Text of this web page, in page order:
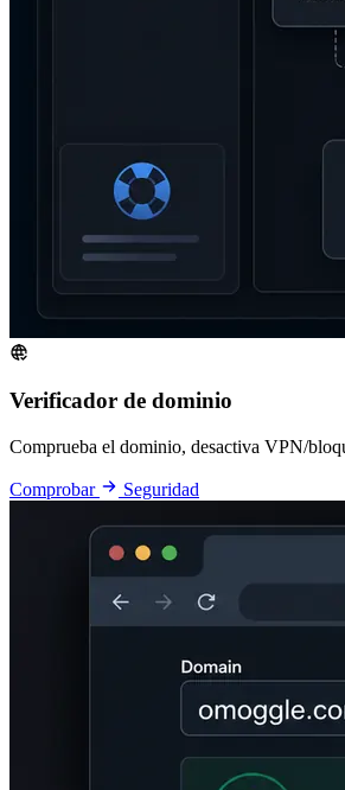
Verificador de dominio
Comprueba el dominio, desactiva VPN/
Comprobar Seguridad